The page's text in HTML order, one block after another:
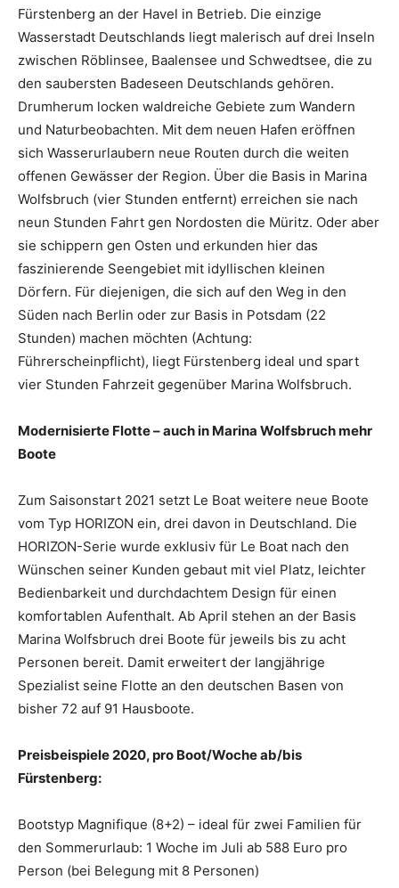
Fürstenberg an der Havel in Betrieb. Die einzige
Wasserstadt Deutschlands liegt malerisch auf drei Inseln
zwischen Röblinsee, Baalensee und Schwedtsee, die zu
den saubersten Badeseen Deutschlands gehören.
Drumherum locken waldreiche Gebiete zum Wandern
und Naturbeobachten. Mit dem neuen Hafen eröffnen
sich Wasserurlaubern neue Routen durch die weiten
offenen Gewässer der Region. Über die Basis in Marina
Wolfsbruch (vier Stunden entfernt) erreichen sie nach
neun Stunden Fahrt gen Nordosten die Müritz. Oder aber
sie schippern gen Osten und erkunden hier das
faszinierende Seengebiet mit idyllischen kleinen
Dörfern. Für diejenigen, die sich auf den Weg in den
Süden nach Berlin oder zur Basis in Potsdam (22
Stunden) machen möchten (Achtung:
Führerscheinpflicht), liegt Fürstenberg ideal und spart
vier Stunden Fahrzeit gegenüber Marina Wolfsbruch.
Modernisierte Flotte – auch in Marina Wolfsbruch mehr
Boote
Zum Saisonstart 2021 setzt Le Boat weitere neue Boote
vom Typ HORIZON ein, drei davon in Deutschland. Die
HORIZON-Serie wurde exklusiv für Le Boat nach den
Wünschen seiner Kunden gebaut mit viel Platz, leichter
Bedienbarkeit und durchdachtem Design für einen
komfortablen Aufenthalt. Ab April stehen an der Basis
Marina Wolfsbruch drei Boote für jeweils bis zu acht
Personen bereit. Damit erweitert der langjährige
Spezialist seine Flotte an den deutschen Basen von
bisher 72 auf 91 Hausboote.
Preisbeispiele 2020, pro Boot/Woche ab/bis
Fürstenberg:
Bootstyp Magnifique (8+2) – ideal für zwei Familien für
den Sommerurlaub: 1 Woche im Juli ab 588 Euro pro
Person (bei Belegung mit 8 Personen)